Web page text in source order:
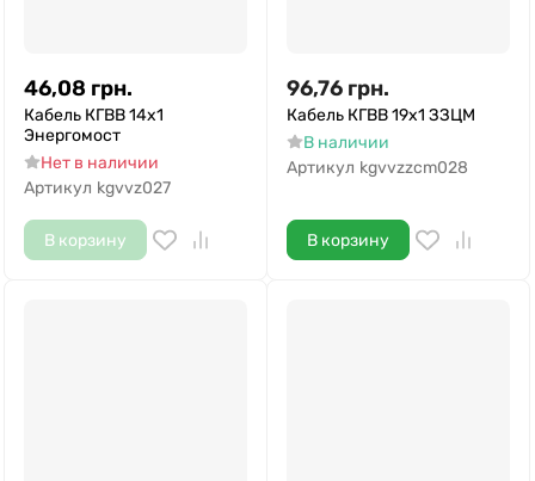
46,08 грн.
Кабель КГВВ 14х1
Энергомост
Нет в наличии
Артикул kgvvz027
В корзину
96,76 грн.
Кабель КГВВ 19х1 ЗЗЦМ
В наличии
Артикул kgvvzzcm028
В корзину